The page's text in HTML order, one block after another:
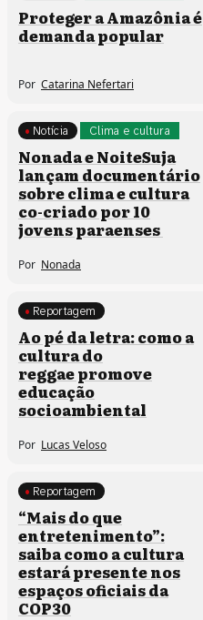
Comunidades tradicionais
Proteger a Amazônia é
demanda popular
Por Catarina Nefertari
Clima e cultura
Institucional
Notícia
Nonada e NoiteSuja
lançam documentário
sobre clima e cultura
co-criado por 10
jovens paraenses
Por Nonada
Clima e cultura
Reportagem
Ao pé da letra: como a
cultura do
reggae promove
educação
socioambiental
Por Lucas Veloso
Clima e cultura
Reportagem
“Mais do que
entretenimento”:
saiba como a cultura
estará presente nos
espaços oficiais da
COP30